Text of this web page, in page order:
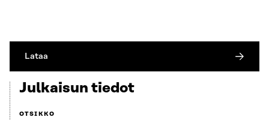
Lataa
Julkaisun tiedot
OTSIKKO